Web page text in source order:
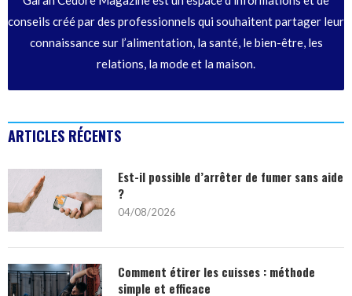
conseils créé par des professionnels qui souhaitent partager leur
connaissance sur l’alimentation, la santé, le bien-être, les
relations, la mode et la maison.
ARTICLES RÉCENTS
Est-il possible d’arrêter de fumer sans aide
?
04/08/2026
Comment étirer les cuisses : méthode
simple et efficace